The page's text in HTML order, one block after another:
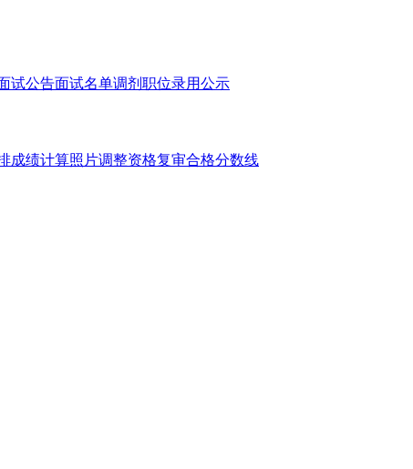
试公告面试名单调剂职位录用公示
成绩计算照片调整资格复审合格分数线